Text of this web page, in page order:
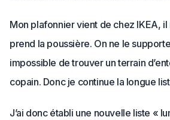
Mon plafonnier vient de chez IKEA, il
prend la poussière. On ne le
impossible de trouver un terrain
copain. Donc je continue la longue
J’ai donc établi une nouvelle liste «